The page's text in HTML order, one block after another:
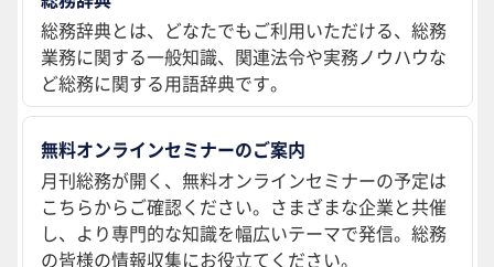
総務辞典とは、どなたでもご利用いただける、総務
業務に関する一般知識、関連法令や実務ノウハウな
ど総務に関する用語辞典です。
無料オンラインセミナーのご案内
月刊総務が開く、無料オンラインセミナーの予定は
こちらからご確認ください。さまざまな企業と共催
し、より専門的な知識を幅広いテーマで発信。総務
の皆様の情報収集にお役立てください。